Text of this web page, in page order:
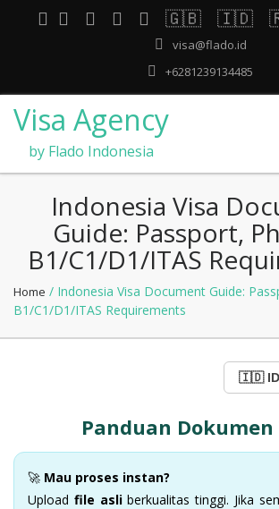
🇬🇧 🇮🇩
visa@flado.id
+6281239134485
Visa Agency
by Flado Indonesia
Indonesia Visa
Guide: Passport,
B1/C1/D1/ITAS
Home / Indonesia Visa Document Guide:
B1/C1/D1/ITAS Requirements
Panduan Dokumen
🚀 Mau proses instan?
Upload file asliberkualitas tinggi. Jika